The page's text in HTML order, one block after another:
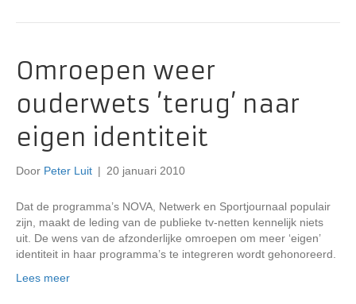
Omroepen weer
ouderwets ’terug’ naar
eigen identiteit
Door Peter Luit | 20 januari 2010
Dat de programma’s NOVA, Netwerk en Sportjournaal populair
zijn, maakt de leding van de publieke tv-netten kennelijk niets
uit. De wens van de afzonderlijke omroepen om meer ‘eigen’
identiteit in haar programma’s te integreren wordt gehonoreerd.
Lees meer